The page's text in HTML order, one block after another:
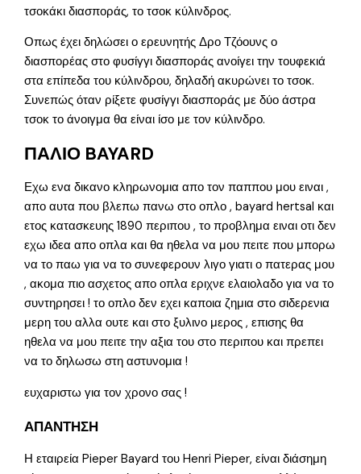
τσοκάκι διασποράς, το τσοκ κύλινδρος.
Οπως έχει δηλώσει ο ερευνητής Δρο Τζόουνς ο
διασπορέας στο φυσίγγι διασποράς ανοίγει την τουφεκιά
στα επίπεδα του κύλινδρου, δηλαδή ακυρώνει το τσοκ.
Συνεπώς όταν ρίξετε φυσίγγι διασποράς με δύο άστρα
τσοκ το άνοιγμα θα είναι ίσο με τον κύλινδρο.
ΠΑΛΙΟ BAYARD
Εχω ενα δικανο κληρωνομια απο τον παππου μου ειναι ,
απο αυτα που βλεπω πανω στο οπλο , bayard hertsal και
ετος κατασκευης 1890 περιπου , το προβλημα ειναι οτι δεν
εχω ιδεα απο οπλα και θα ηθελα να μου πειτε που μπορω
να το παω για να το συνεφερουν λιγο γιατι ο πατερας μου
, ακομα πιο ασχετος απο οπλα εριχνε ελαιολαδο για να το
συντηρησει ! το οπλο δεν εχει καποια ζημια στο σιδερενια
μερη του αλλα ουτε και στο ξυλινο μερος , επισης θα
ηθελα να μου πειτε την αξια του στο περιπου και πρεπει
να το δηλωσω στη αστυνομια !
ευχαριστω για τον χρονο σας !
ΑΠΑΝΤΗΣΗ
Η εταιρεία Pieper Bayard του Henri Pieper, είναι διάσημη